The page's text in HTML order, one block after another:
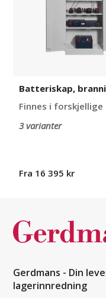
Batteriskap,
Finnes i
3 varianter
Fra 16 395 kr
Gerdmans - Din
lagerinnredning